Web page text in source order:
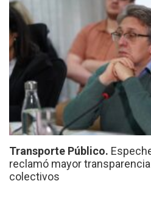
Transporte Público.
reclamó mayor
colectivos